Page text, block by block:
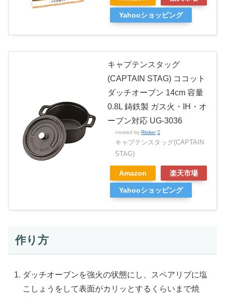
Yahooショッピング
キャプテンスタッグ
(CAPTAIN STAG) ココット
ダッチオーブン 14cm 容量
0.8L 鋳鉄製 ガス火・IH・オ
ーブン対応 UG-3036
created by Rinker
キャプテンスタッグ(CAPTAIN
STAG)
Amazon 楽天市場
Yahooショッピング
作り方
ダッチオーブンを強火の状態にし、スペアリブに塩
こしょうをして表面がカリッとするくらいまで焼